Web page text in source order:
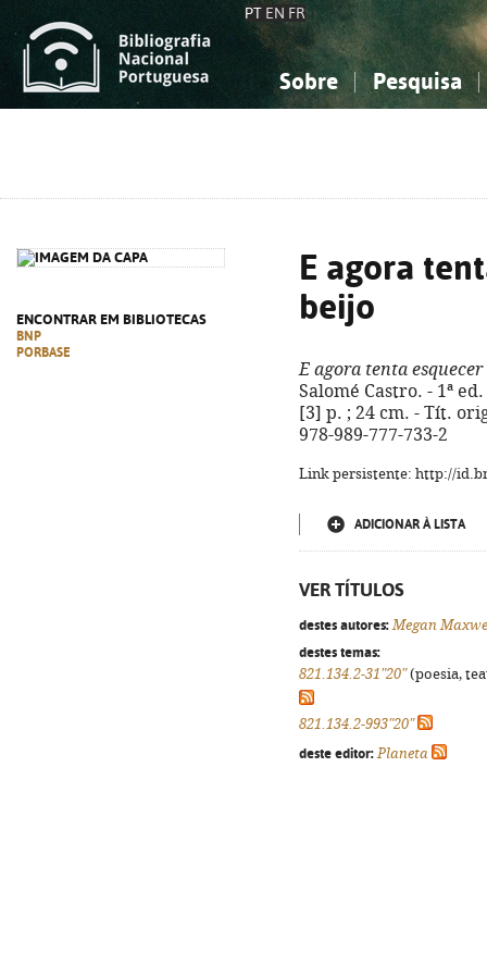
PT EN FR
Sobre Pesquisa
ENCONTRAR EM BIBLIOTECAS
BNP
PORBASE
E agora
beijo
E agora tenta
Salomé Castro. - 1ª
[3] p. ; 24 cm. - Tít.
978-989-777-733-2
Link persistente: http://
ADICIONAR À LISTA
VER TÍTULOS
destes autores: Megan
destes temas:
821.134.2-31"20"(poesia,
821.134.2-993"20"
deste editor: Planeta